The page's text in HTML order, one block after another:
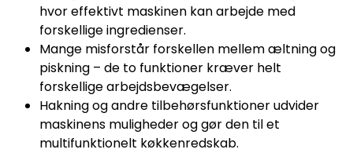
hvor effektivt maskinen kan arbejde med
forskellige ingredienser.
Mange misforstår forskellen mellem æltning og
piskning – de to funktioner kræver helt
forskellige arbejdsbevægelser.
Hakning og andre tilbehørsfunktioner udvider
maskinens muligheder og gør den til et
multifunktionelt køkkenredskab.